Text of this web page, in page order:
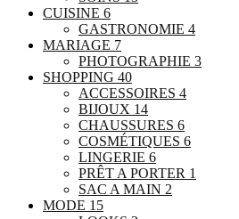
CUISINE 6
GASTRONOMIE 4
MARIAGE 7
PHOTOGRAPHIE 3
SHOPPING 40
ACCESSOIRES 4
BIJOUX 14
CHAUSSURES 6
COSMÉTIQUES 6
LINGERIE 6
PRÊT A PORTER 1
SAC A MAIN 2
MODE 15